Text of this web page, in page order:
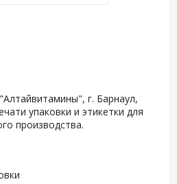
г. Барнаул,
упаковки и этикетки для
производства.